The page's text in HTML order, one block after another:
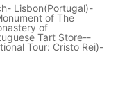
Lisbon(Portugal)-
of The
of
Tart Store--
Tour: Cristo Rei)-